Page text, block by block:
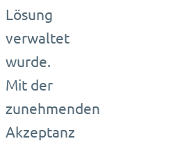
Lösung
verwaltet
wurde.
Mit der
zunehmenden
Akzeptanz